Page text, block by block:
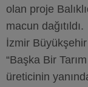
olan proje
macun dağıtıldı.
İzmir
“Başka Bir
üreticinin